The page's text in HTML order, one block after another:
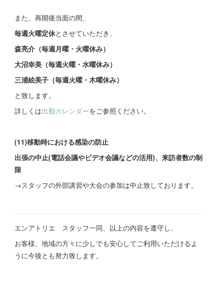
また、再開後当面の間、
毎週火曜定休とさせていただき、
森亮介（毎週月曜・火曜休み）
大沼幸美（毎週火曜・水曜休み）
三浦絵美子（毎週火曜・木曜休み）
と致します。
詳しくは出勤カレンダーをご参照ください。
(11)移動時における感染の防止
出張の中止(電話会議やビデオ会議などの活用)、来訪者数の制
限
→スタッフの外部講習や大会の参加は中止致しております。
エンアトリエ スタッフ一同、以上の内容を遵守し、
お客様、地域の方々に少しでも安心してご利用いただけるよ
うに今後とも努力致します。